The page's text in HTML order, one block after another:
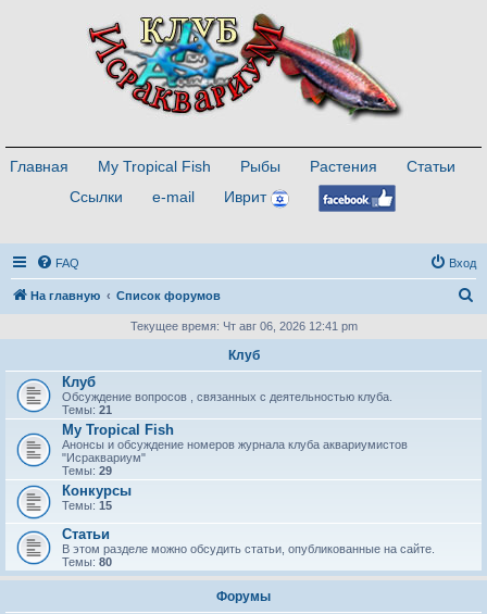
Главная My Tropical Fish Рыбы Растения
Статьи
Ссылки
e-mail Иврит
FAQ Вход
На главную Список форумов
с
Текущее время: Чт авг 06, 2026 12:41 pm
Клуб
Клуб
Обсуждение вопросов , связанных с деятельностью клуба.
Темы: 21
My Tropical Fish
Анонсы и обсуждение номеров журнала клуба аквариумистов
"Исраквариум"
Темы: 29
Конкурсы
Темы: 15
Статьи
В этом разделе можно обсудить статьи, опубликованные на сайте.
Темы: 80
Форумы